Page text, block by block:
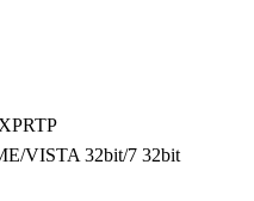
VISTA 32bit/7 32bit